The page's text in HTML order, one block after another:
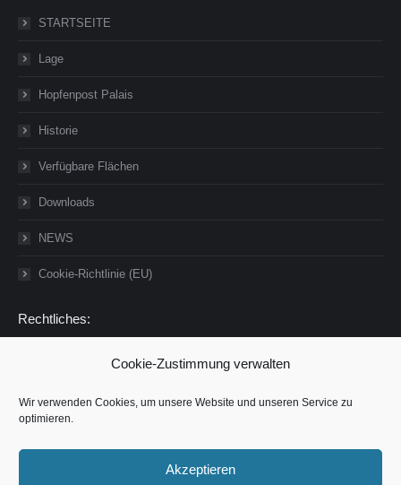
Cookie-Zustimmung verwalten
Wir verwenden Cookies, um unsere Website und unseren Service zu
optimieren.
Akzeptieren
STARTSEITE
Lage
Hopfenpost Palais
Historie
Verfügbare Flächen
Downloads
NEWS
Cookie-Richtlinie (EU)
Rechtliches:
Verlinkungen